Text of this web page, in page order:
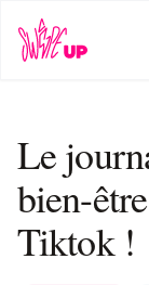
Le
bien-
Tiktok !